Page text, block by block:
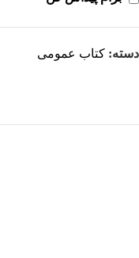
دسته: کتاب عمومی